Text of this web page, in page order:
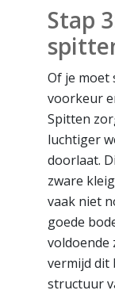
Stap
Of je moet
voorkeur
Spitten
luchtiger
doorlaat.
zware
vaak niet
goede
voldoende
vermijd dit
structuur